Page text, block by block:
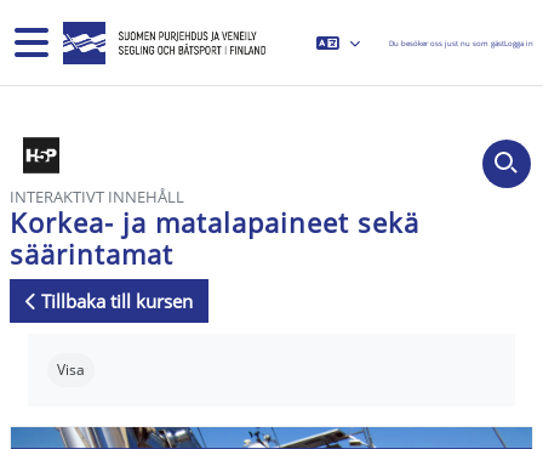
Sidopanel Du besöker oss just nu som gästLogga in
INTERAKTIVT INNEHÅLL
Korkea- ja matalapaineet sekä
säärintamat
Tillbaka till kursen
Visa